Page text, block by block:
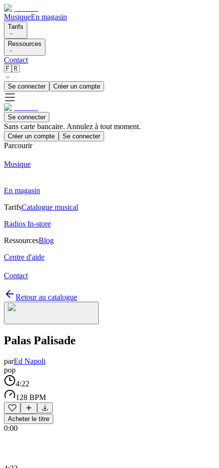
MusiqueEn magasin
Tarifs
Ressources
Contact
🇫🇷
Se connecter Créer un compte
Se connecter
Sans carte bancaire. Annulez à tout moment.
Créer un compte Se connecter
Parcourir
Musique
En magasin
TarifsCatalogue musical
Radios In-store
RessourcesBlog
Centre d'aide
Contact
Retour au catalogue
Palas Palisade
parEd Napoli
pop
4:22
128 BPM
Acheter le titre
0:00